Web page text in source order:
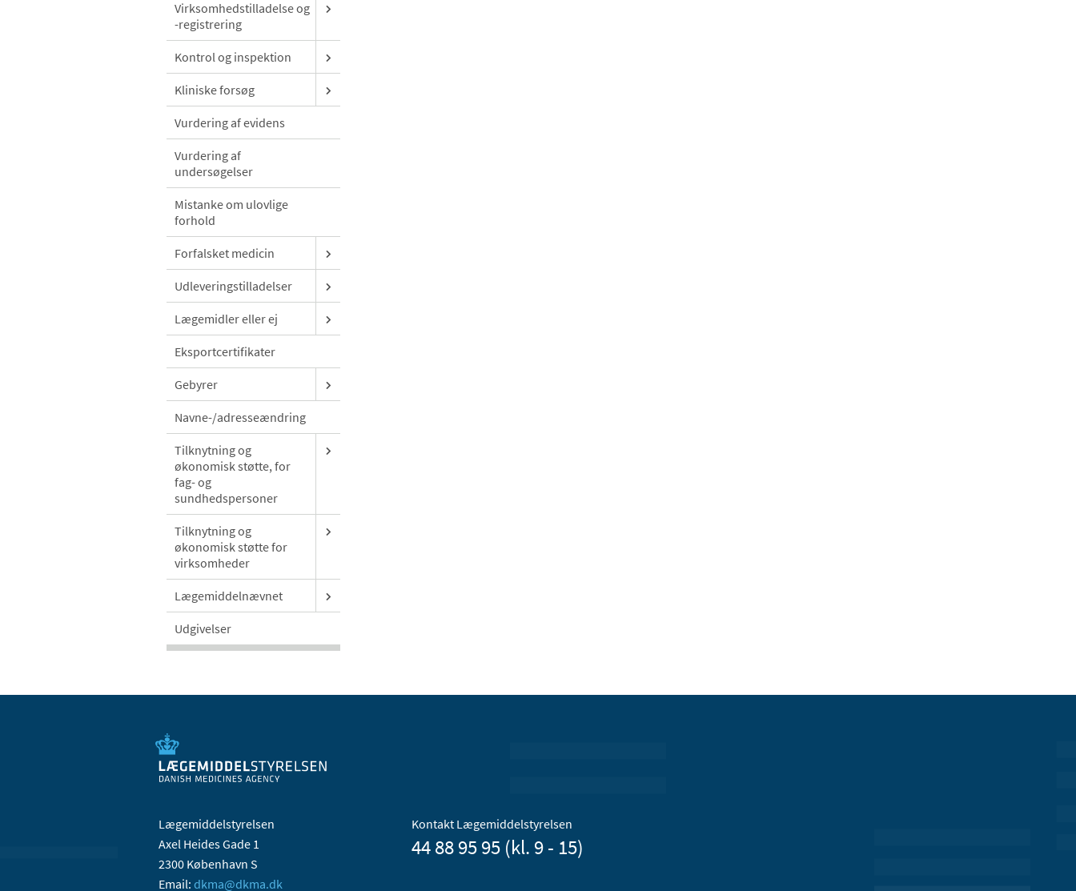
Virksomhedstilladelse og
-registrering
Kontrol og inspektion
Kliniske forsøg
Vurdering af evidens
Vurdering af
undersøgelser
Mistanke om ulovlige
forhold
Forfalsket medicin
Udleveringstilladelser
Lægemidler eller ej
Eksportcertifikater
Gebyrer
Navne-/adresseændring
Tilknytning og
økonomisk støtte, for
fag- og
sundhedspersoner
Tilknytning og
økonomisk støtte for
virksomheder
Lægemiddelnævnet
Udgivelser
Lægemiddelstyrelsen
Axel Heides Gade 1
2300 København S
Email: dkma@dkma.dk
Kontakt Lægemiddelstyrelsen
44 88 95 95 (kl. 9 - 15)